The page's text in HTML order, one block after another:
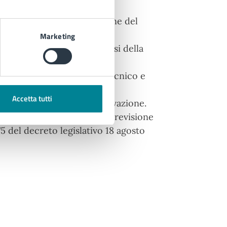
Marketing
Accetta tutti
minima dal confine del
pubblica ai sensi della
per adeguamento tecnico e
l’esercizio 2026. Approvazione.
del bilancio di previsione
del decreto legislativo 18 agosto